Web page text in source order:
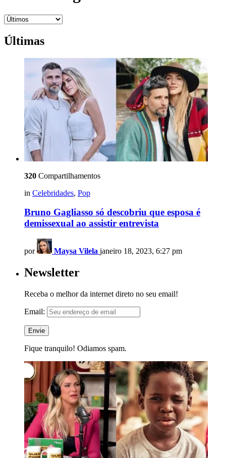
Últimas
320 Compartilhamentos
in Celebridades, Pop
Bruno Gagliasso só descobriu que esposa é
demissexual ao assistir entrevista
por Maysa Vilela janeiro 18, 2023, 6:27 pm
Newsletter
Receba o melhor da internet direto no seu email!
Email:
Fique tranquilo! Odiamos spam.